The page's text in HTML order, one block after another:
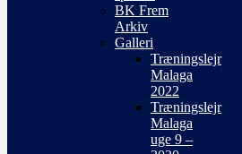
BK Frem
Arkiv
Galleri
Træningslejr
Malaga
2022
Træningslejr
Malaga
uge 9 –